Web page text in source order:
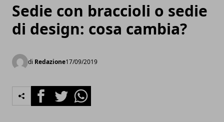
Sedie con braccioli o sedie
di design: cosa cambia?
di Redazione17/09/2019
FacebookTwitterWhatsapp